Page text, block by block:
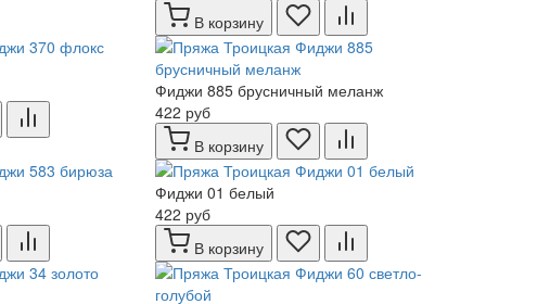
В корзину
Фиджи 885 брусничный меланж
422 руб
В корзину
Фиджи 01 белый
422 руб
В корзину